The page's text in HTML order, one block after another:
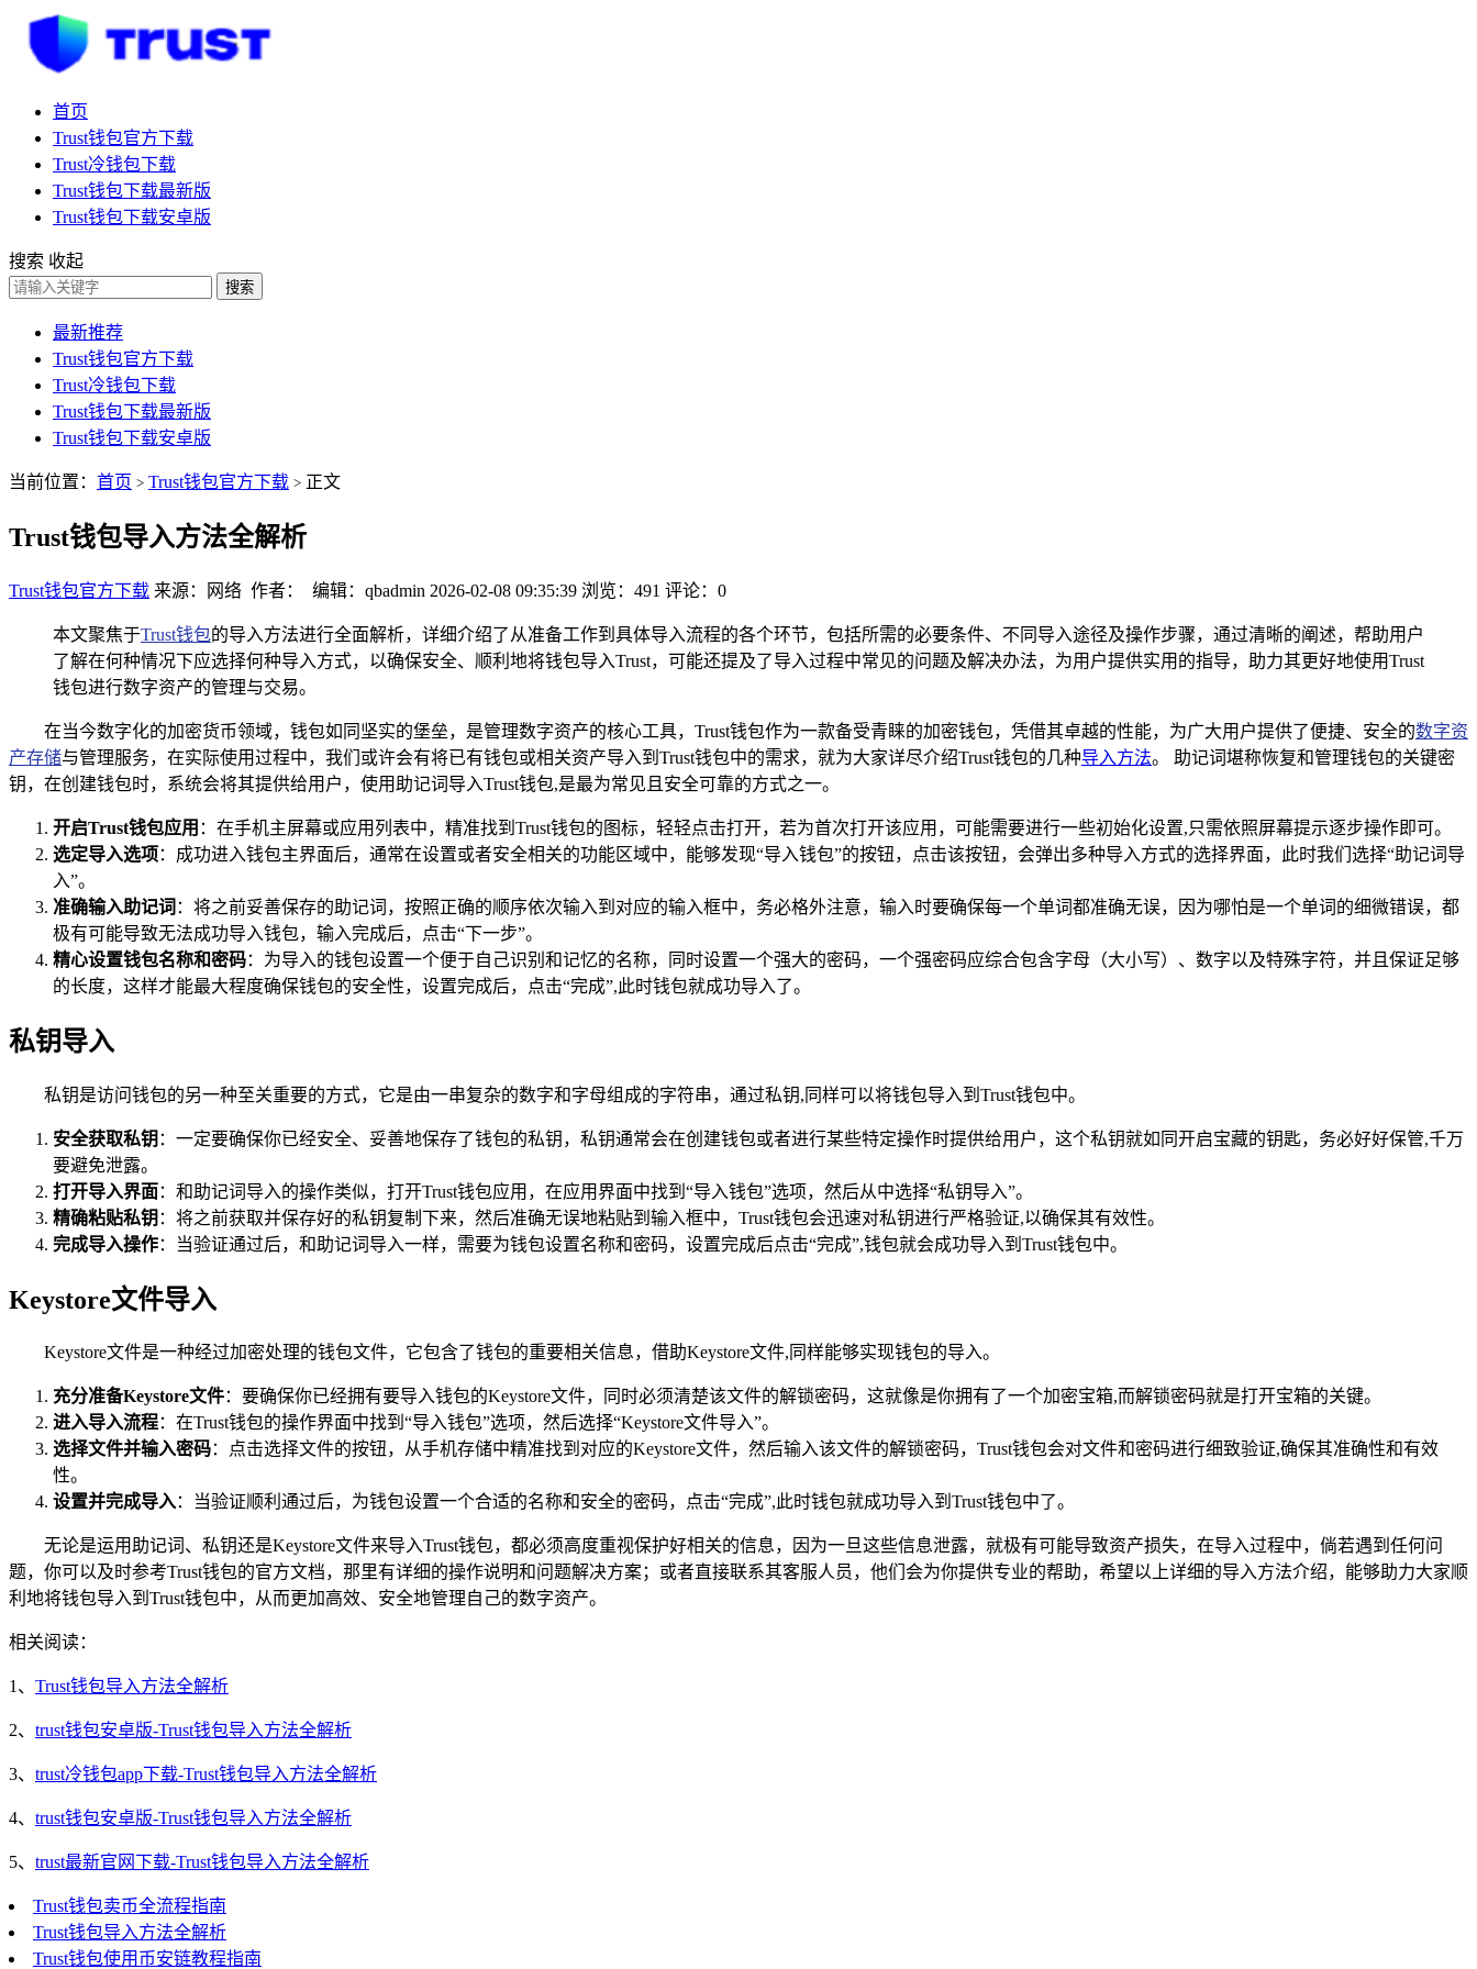
首页
Trust钱包官方下载
Trust冷钱包下载
Trust钱包下载最新版
Trust钱包下载安卓版
搜索 收起
搜索
最新推荐
Trust钱包官方下载
Trust冷钱包下载
Trust钱包下载最新版
Trust钱包下载安卓版
当前位置： 首页 > Trust钱包官方下载 > 正文
Trust钱包导入方法全解析
Trust钱包官方下载 来源：网络 作者： 编辑：qbadmin 2026-02-08 09:35:39 浏览：491 评论：0
本文聚焦于Trust钱包的导入方法进行全面解析，详细介绍了从准备工作到具体导入流程的各个环节，包括所需的必要条件、不同导入途径及操作步骤，通过清晰的阐述，帮助用户
了解在何种情况下应选择何种导入方式，以确保安全、顺利地将钱包导入Trust，可能还提及了导入过程中常见的问题及解决办法，为用户提供实用的指导，助力其更好地使用Trust
钱包进行数字资产的管理与交易。
在当今数字化的加密货币领域，钱包如同坚实的堡垒，是管理数字资产的核心工具，Trust钱包作为一款备受青睐的加密钱包，凭借其卓越的性能，为广大用户提供了便捷、安全的数字资
产存储与管理服务，在实际使用过程中，我们或许会有将已有钱包或相关资产导入到Trust钱包中的需求，就为大家详尽介绍Trust钱包的几种导入方法。 助记词堪称恢复和管理钱包的关键密
钥，在创建钱包时，系统会将其提供给用户，使用助记词导入Trust钱包,是最为常见且安全可靠的方式之一。
开启Trust钱包应用 ：在手机主屏幕或应用列表中，精准找到Trust钱包的图标，轻轻点击打开，若为首次打开该应用，可能需要进行一些初始化设置,只需依照屏幕提示逐步操作即可。
选定导入选项 ：成功进入钱包主界面后，通常在设置或者安全相关的功能区域中，能够发现“导入钱包”的按钮，点击该按钮，会弹出多种导入方式的选择界面，此时我们选择“助记词导
入”。
准确输入助记词 ：将之前妥善保存的助记词，按照正确的顺序依次输入到对应的输入框中，务必格外注意，输入时要确保每一个单词都准确无误，因为哪怕是一个单词的细微错误，都
极有可能导致无法成功导入钱包，输入完成后，点击“下一步”。
精心设置钱包名称和密码：为导入的钱包设置一个便于自己识别和记忆的名称，同时设置一个强大的密码，一个强密码应综合包含字母（大小写）、数字以及特殊字符，并且保证足够
的长度，这样才能最大程度确保钱包的安全性，设置完成后，点击“完成”,此时钱包就成功导入了。
私钥导入
私钥是访问钱包的另一种至关重要的方式，它是由一串复杂的数字和字母组成的字符串，通过私钥,同样可以将钱包导入到Trust钱包中。
安全获取私钥 ：一定要确保你已经安全、妥善地保存了钱包的私钥，私钥通常会在创建钱包或者进行某些特定操作时提供给用户，这个私钥就如同开启宝藏的钥匙，务必好好保管,千万
要避免泄露。
打开导入界面：和助记词导入的操作类似，打开Trust钱包应用，在应用界面中找到“导入钱包”选项，然后从中选择“私钥导入”。
精确粘贴私钥 ：将之前获取并保存好的私钥复制下来，然后准确无误地粘贴到输入框中，Trust钱包会迅速对私钥进行严格验证,以确保其有效性。
完成导入操作：当验证通过后，和助记词导入一样，需要为钱包设置名称和密码，设置完成后点击“完成”,钱包就会成功导入到Trust钱包中。
Keystore文件导入
Keystore文件是一种经过加密处理的钱包文件，它包含了钱包的重要相关信息，借助Keystore文件,同样能够实现钱包的导入。
充分准备Keystore文件：要确保你已经拥有要导入钱包的Keystore文件，同时必须清楚该文件的解锁密码，这就像是你拥有了一个加密宝箱,而解锁密码就是打开宝箱的关键。
进入导入流程：在Trust钱包的操作界面中找到“导入钱包”选项，然后选择“Keystore文件导入”。
选择文件并输入密码：点击选择文件的按钮，从手机存储中精准找到对应的Keystore文件，然后输入该文件的解锁密码，Trust钱包会对文件和密码进行细致验证,确保其准确性和有效
性。
设置并完成导入：当验证顺利通过后，为钱包设置一个合适的名称和安全的密码，点击“完成”,此时钱包就成功导入到Trust钱包中了。
无论是运用助记词、私钥还是Keystore文件来导入Trust钱包，都必须高度重视保护好相关的信息，因为一旦这些信息泄露，就极有可能导致资产损失，在导入过程中，倘若遇到任何问
题，你可以及时参考Trust钱包的官方文档，那里有详细的操作说明和问题解决方案；或者直接联系其客服人员，他们会为你提供专业的帮助，希望以上详细的导入方法介绍，能够助力大家顺
利地将钱包导入到Trust钱包中，从而更加高效、安全地管理自己的数字资产。
相关阅读：
1、 Trust钱包导入方法全解析
2、 trust钱包安卓版-Trust钱包导入方法全解析
3、 trust冷钱包app下载-Trust钱包导入方法全解析
4、 trust钱包安卓版-Trust钱包导入方法全解析
5、 trust最新官网下载-Trust钱包导入方法全解析
Trust钱包卖币全流程指南
Trust钱包导入方法全解析
Trust钱包使用币安链教程指南